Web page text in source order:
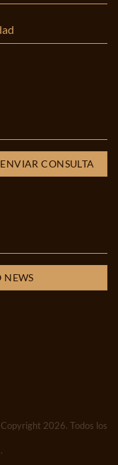
.Copyright 2026. Todos los